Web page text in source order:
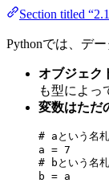
Section titled
Pythonでは、デ
オブジェク
も型によっ
変数はただ
# aという名
a = 7
# bという名
b = a